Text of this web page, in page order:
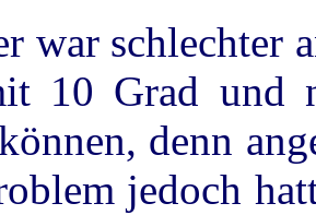
war schlechter
10 Grad und
denn
jedoch